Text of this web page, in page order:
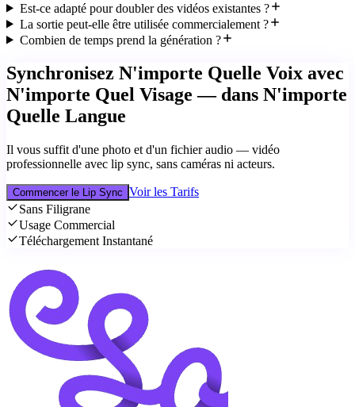
Est-ce adapté pour doubler des vidéos existantes ?
La sortie peut-elle être utilisée commercialement ?
Combien de temps prend la génération ?
Synchronisez N'importe Quelle Voix avec
N'importe Quel Visage — dans N'importe
Quelle Langue
Il vous suffit d'une photo et d'un fichier audio — vidéo
professionnelle avec lip sync, sans caméras ni acteurs.
Commencer le Lip Sync Voir les Tarifs
Sans Filigrane
Usage Commercial
Téléchargement Instantané